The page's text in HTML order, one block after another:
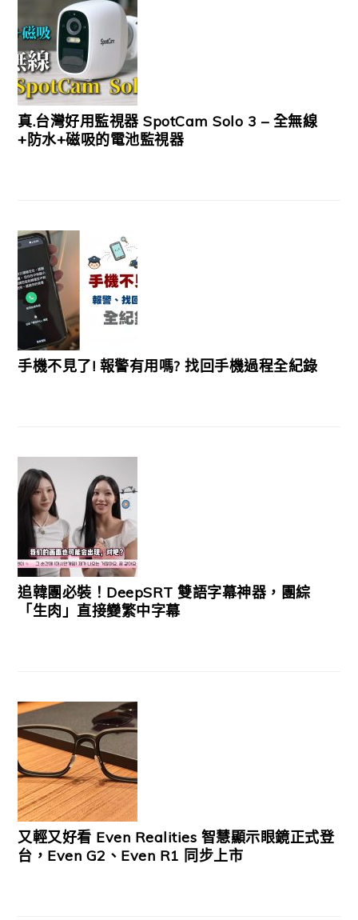
真.台灣好用監視器 SpotCam Solo 3 – 全無線
+防水+磁吸的電池監視器
手機不見了! 報警有用嗎? 找回手機過程全紀錄
追韓團必裝！DeepSRT 雙語字幕神器，團綜
「生肉」直接變繁中字幕
又輕又好看 Even Realities 智慧顯示眼鏡正式登
台，Even G2、Even R1 同步上市